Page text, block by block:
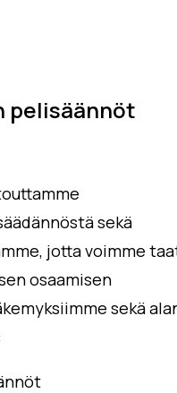
pelisäännöt
sekä
jotta voimme
osaamisen
sekä